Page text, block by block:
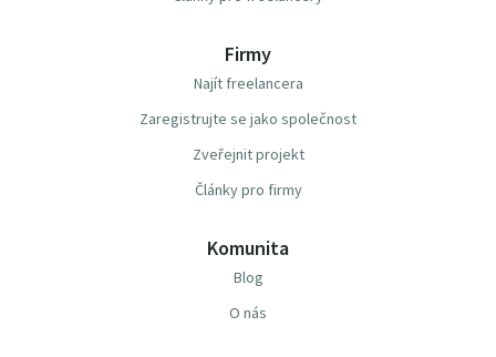
Firmy
Najít freelancera
Zaregistrujte se jako společnost
Zveřejnit projekt
Články pro firmy
Komunita
Blog
O nás